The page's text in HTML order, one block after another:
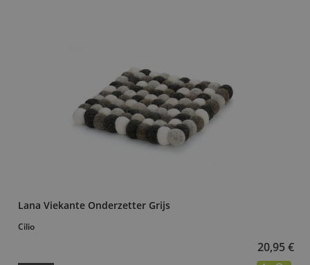
Lana Viekante Onderzetter Grijs
Cilio
20,95 €